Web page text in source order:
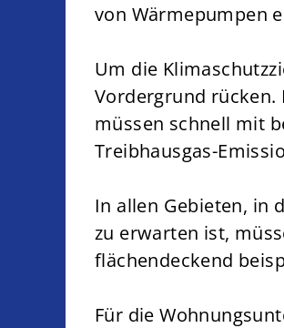
von Wärmepumpen
Um die
Vordergrund
müssen schnell mit
Treibhausgas-
In allen Gebieten, in
zu erwarten ist,
flächendeckend
Für die